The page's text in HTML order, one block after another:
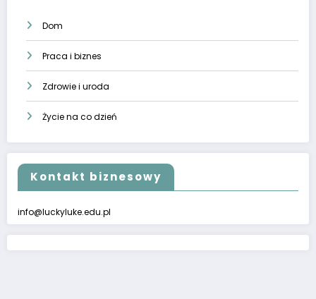
Dom
Praca i biznes
Zdrowie i uroda
Życie na co dzień
Kontakt biznesowy
info@luckyluke.edu.pl